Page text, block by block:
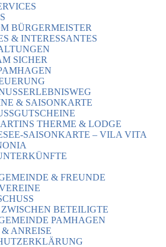
BÜRGERMEISTER
& INTERESSANTES
SICHER
& SAISONKARTE
THERME & LODGE
SAISONKARTE – VILA VITA
& FREUNDE
BETEILIGTE
PAMHAGEN
ANREISE